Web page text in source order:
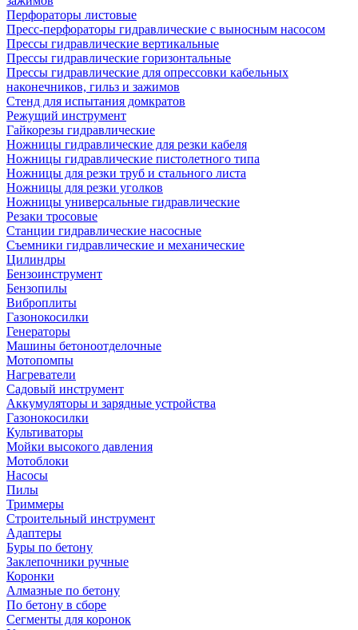
Перфораторы листовые
Пресс-перфораторы гидравлические с выносным насосом
Прессы гидравлические вертикальные
Прессы гидравлические горизонтальные
Прессы гидравлические для опрессовки кабельных
наконечников, гильз и зажимов
Стенд для испытания домкратов
Режущий инструмент
Гайкорезы гидравлические
Ножницы гидравлические для резки кабеля
Ножницы гидравлические пистолетного типа
Ножницы для резки труб и стального листа
Ножницы для резки уголков
Ножницы универсальные гидравлические
Резаки тросовые
Станции гидравлические насосные
Съемники гидравлические и механические
Цилиндры
Бензоинструмент
Бензопилы
Виброплиты
Газонокосилки
Генераторы
Машины бетоноотделочные
Мотопомпы
Нагреватели
Садовый инструмент
Аккумуляторы и зарядные устройства
Газонокосилки
Культиваторы
Мойки высокого давления
Мотоблоки
Насосы
Пилы
Триммеры
Строительный инструмент
Адаптеры
Буры по бетону
Заклепочники ручные
Коронки
Алмазные по бетону
По бетону в сборе
Сегменты для коронок